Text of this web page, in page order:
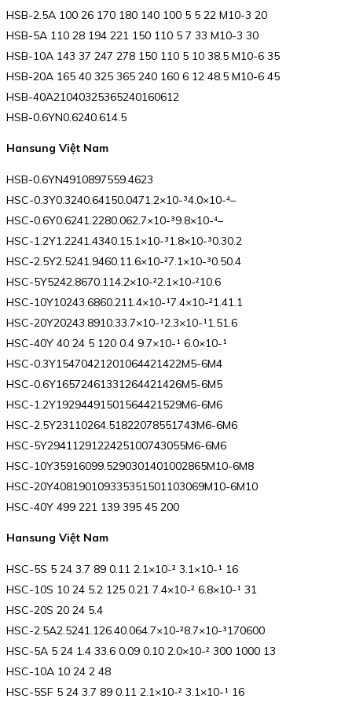
HSB-2.5A 100 26 170 180 140 100 5 5 22 M10-3 20
HSB-5A 110 28 194 221 150 110 5 7 33 M10-3 30
HSB-10A 143 37 247 278 150 110 5 10 38.5 M10-6 35
HSB-20A 165 40 325 365 240 160 6 12 48.5 M10-6 45
HSB-40A21040325365240160612
HSB-0.6YN0.6240.614.5
Hansung Việt Nam
HSB-0.6YN4910897559.4623
HSC-0.3Y0.3240.64150.0471.2×10-³4.0×10-⁴–
HSC-0.6Y0.6241.2280.062.7×10-³9.8×10-⁴–
HSC-1.2Y1.2241.4340.15.1×10-³1.8×10-³0.30.2
HSC-2.5Y2.5241.9460.11.6×10-²7.1×10-³0.50.4
HSC-5Y5242.8670.114.2×10-²2.1×10-²10.6
HSC-10Y10243.6860.211.4×10-¹7.4×10-²1.41.1
HSC-20Y20243.8910.33.7×10-¹2.3×10-¹1.51.6
HSC-40Y 40 24 5 120 0.4 9.7×10-¹ 6.0×10-¹
HSC-0.3Y15470421201064421422M5-6M4
HSC-0.6Y16572461331264421426M5-6M5
HSC-1.2Y19294491501564421529M6-6M6
HSC-2.5Y23110264.51822078551743M6-6M6
HSC-5Y2941129122425100743055M6-6M6
HSC-10Y35916099.5290301401002865M10-6M8
HSC-20Y408190109335351501103069M10-6M10
HSC-40Y 499 221 139 395 45 200
Hansung Việt Nam
HSC-5S 5 24 3.7 89 0.11 2.1×10-² 3.1×10-¹ 16
HSC-10S 10 24 5.2 125 0.21 7.4×10-² 6.8×10-¹ 31
HSC-20S 20 24 5.4
HSC-2.5A2.5241.126.40.064.7×10-²8.7×10-³170600
HSC-5A 5 24 1.4 33.6 0.09 0.10 2.0×10-² 300 1000 13
HSC-10A 10 24 2 48
HSC-5SF 5 24 3.7 89 0.11 2.1×10-² 3.1×10-¹ 16